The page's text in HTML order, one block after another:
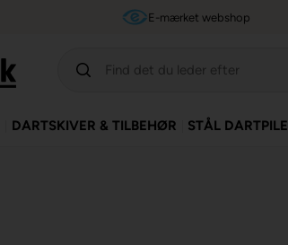
E-mærket webshop
DARTSKIVER & TILBEHØR STÅL DARTPILE